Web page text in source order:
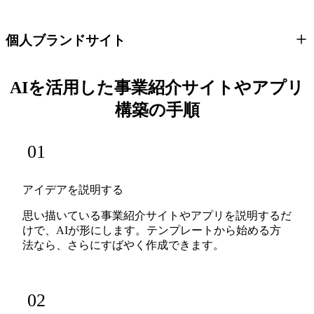
個人ブランドサイト
AIを活用した事業紹介サイトやアプリ
構築の手順
01
アイデアを説明する
思い描いている事業紹介サイトやアプリを説明するだ
けで、AIが形にします。テンプレートから始める方
法なら、さらにすばやく作成できます。
02